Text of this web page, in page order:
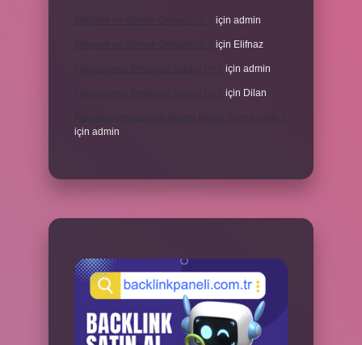
için admin
için Elifnaz
için admin
için Dilan
için admin